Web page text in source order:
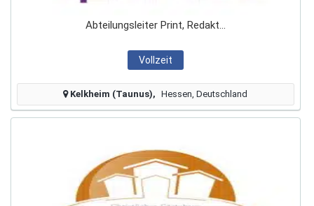
Abteilungsleiter Print, Redakt...
Vollzeit
Kelkheim (Taunus) Hessen, Deutschland